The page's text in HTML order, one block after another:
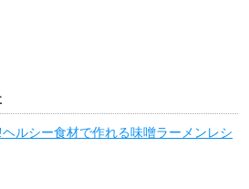
ルシー食材で作れる味噌ラーメンレシ